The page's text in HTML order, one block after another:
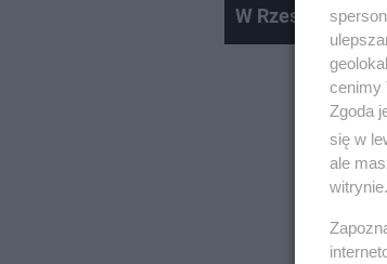
W Rzeszowie
cenimy
Zgoda
się w
ale
witrynie.